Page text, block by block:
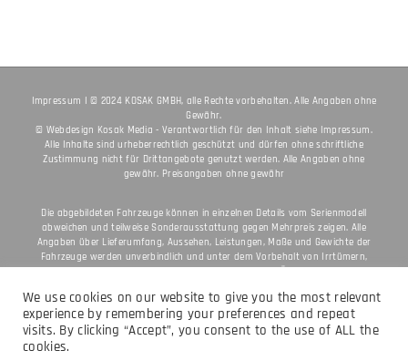
Impressum I © 2024 KOSAK GMBH, alle Rechte vorbehalten. Alle Angaben ohne
Gewähr.
© WebdesignKosak Media- Verantwortlich für den Inhalt sieheImpressum
Alle Inhalte sind urheberrechtlich geschützt und dürfen ohne schriftliche
Die abgebildeten Fahrzeuge können in einzelnen Details vom Serienmodell
abweichen und teilweise Sonderausstattung gegen Mehrpreis zeigen. Alle
Angaben über Lieferumfang, Aussehen, Leistungen, Maße und Gewichte der
Druck-, Satz- und Tippfehlern gemacht; diesbezügliche Änderungen bleiben
jederzeit vorbehalten. Aus unzutreffenden Angaben können keine Rechte
abgeleitet werden. Bei veredelten Oberflächen kann es aufgrund von üblichen
Prozessschwankungen zu Farbunterschieden kommen. Die angegebenen
We use cookies on our website to give you the most relevant
experience by remembering your preferences and repeat
visits. By clicking “Accept”, you consent to the use of ALL the
cookies.